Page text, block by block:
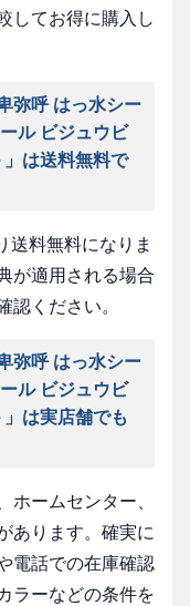
してお得に購入し
弥呼 はっ水シー
ル ビジュウビ
は送料無料で
送料無料になりま
が適用される場合
ください。
弥呼 はっ水シー
ル ビジュウビ
は実店舗でも
ームセンター、
あります。確実に
電話での在庫確認
ラーなどの条件を